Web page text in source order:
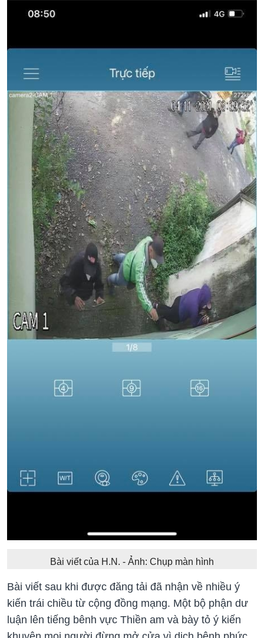
Bài viết của H.N. - Ảnh: Chụp màn hình
Bài viết sau khi được đăng tải đã nhận về nhiều ý
kiến trái chiều từ cộng đồng mạng. Một bộ phận dư
luận lên tiếng bênh vực Thiền am và bày tỏ ý kiến